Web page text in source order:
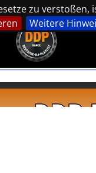
zu
Weitere